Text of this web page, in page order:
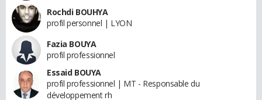
Rochdi BOUHYA
profil personnel | LYON
Fazia BOUYA
profil professionnel
Essaid BOUYA
profil professionnel | MT - Responsable du
développement rh